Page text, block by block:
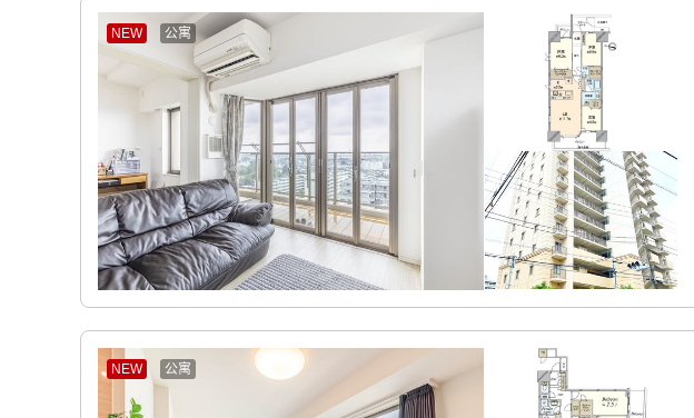
NEW 公寓
NEW 公寓